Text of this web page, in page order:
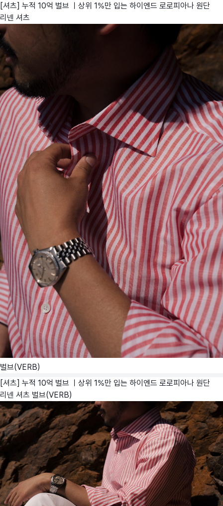
[셔츠] 누적 10억 벌브 ㅣ상위 1%만 입는 하이엔드 로로피아나 원단
리넨 셔츠
벌브(VERB)
[셔츠] 누적 10억 벌브 ㅣ상위 1%만 입는 하이엔드 로로피아나 원단
리넨 셔츠 벌브(VERB)